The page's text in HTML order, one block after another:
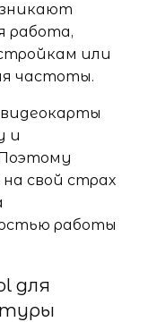
работа,
или
частоты.
и
свой страх
работы
для